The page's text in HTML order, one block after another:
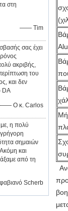
στη
—— Tim
σας έχει
ακριβής,
του
και δεν
DA
—— Ο κ. Carlos
με, η πολύ
γρήγορη
σημαιών
και
από τη
Scherb